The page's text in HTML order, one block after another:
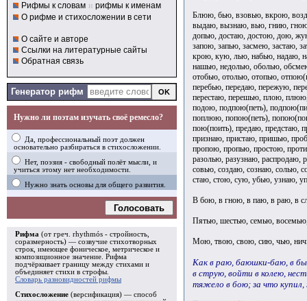
Рифмы к словам и рифмы к именам
О рифме и стихосложении в сети
О сайте и авторе
Ссылки на литературные сайты
Обратная связь
Генератор рифм
Нужно ли поэтам изучать своё ремесло?
Да, профессиональный поэт должен
основательно разбираться в стихосложении.
Нет, поэзия - свободный полёт мысли, и
учиться этому нет необходимости.
Нужно знать основы для общего развития.
Голосовать
Рифма (от греч. rhythmós - стройность,
соразмерность) — созвучие стихотворных
строк, имеющее фоническое, метрическое и
композиционное значение. Рифма
подчёркивает границу между стихами и
объединяет стихи в строфы
Словарь разновидностей рифмы
Стихосложение (версификация) — способ
Блюю, бью, взовью, вкрою,
выдаю, вызнаю, вью, гнию,
допью, достаю, достою, дою,
запою, запью, засмею, застаю,
крою, кую, лью, набью, надаю,
нашью, недолью, оболью,
отобью, отолью, отопью,
перебью, передаю, пережую,
перестаю, перешью, плою,
подою, подпою(петь),
поплюю, попою(петь),
пою(поить), предаю, предстаю,
признаю, пристаю, пришью,
пропою, пропью, простою,
разолью, разузнаю,
совью, создаю, сознаю, солью,
стаю, стою, сую, убью, узнаю,
В бою, в гною, в паю, в раю, в
Пятью, шестью, семью,
Мою, твою, свою, сию, чью,
Как в раю, баюшки-баю, в
в струю, войти в колею,
тяжело в бою; за что